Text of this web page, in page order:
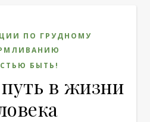
ПО ГРУДНОМУ
БЫТЬ!
в жизни